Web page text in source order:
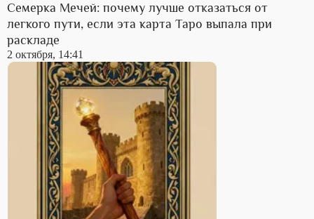
Семерка Мечей: почему лучше отказаться от
легкого пути, если эта карта Таро выпала при
раскладе
2 октября, 14:41